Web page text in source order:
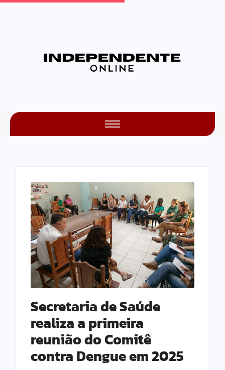
Secretaria de Saúde
realiza a primeira
reunião do Comitê
contra Dengue em 2025